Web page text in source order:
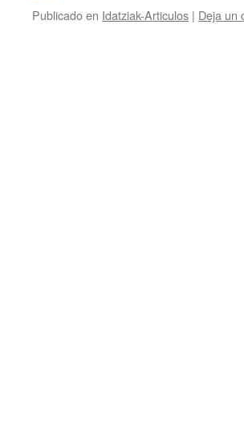
Publicado en Idatziak-Articulos | Deja un